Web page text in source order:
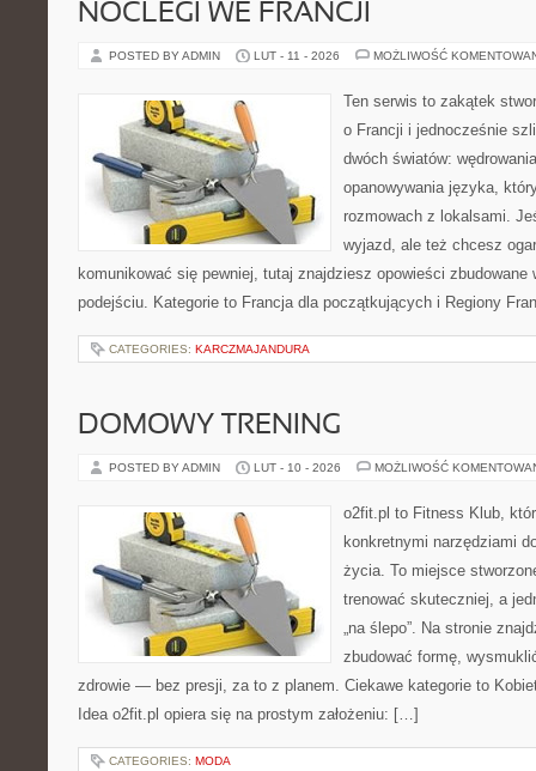
NOCLEGI WE FRANCJI
POSTED BY ADMIN LUT - 11 - 2026 MOŻLIWOŚĆ
Ten serwis to zakątek
o Francji i jednocześnie
dwóch światów:
opanowywania języka,
rozmowach z lokalsami.
wyjazd, ale też chcesz
komunikować się pewniej, tutaj znajdziesz opowieści zbudowane
podejściu. Kategorie to Francja dla początkujących i Regiony
CATEGORIES: KARCZMAJANDURA
DOMOWY TRENING
POSTED BY ADMIN LUT - 10 - 2026 MOŻLIWOŚĆ
o2fit.pl to Fitness Klub,
konkretnymi narzędziami
życia. To miejsce
trenować skuteczniej, a
„na ślepo”. Na stronie
zbudować formę,
zdrowie — bez presji, za to z planem. Ciekawe kategorie to
Idea o2fit.pl opiera się na prostym założeniu: […]
CATEGORIES: MODA